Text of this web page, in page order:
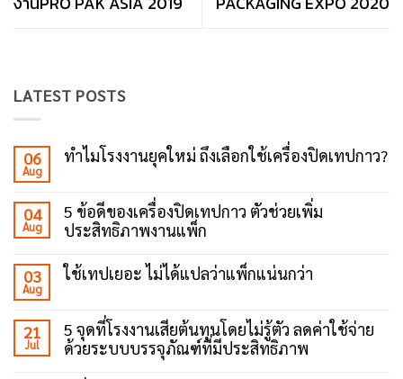
LATEST POSTS
06
Aug
ทำไมโรงงานยุคใหม่ ถึงเลือกใช้เครื่องปิดเทปกาว?
ทำไม
โรงงาน
ถึง
เลือก
ปิด
เทป
กาว?
04
Aug
5 ข้อดีของเครื่องปิดเทปกาว ตัวช่วยเพิ่ม
ประสิทธิภาพงานแพ็ก
Comments
on
เครื่อง
ปิด
เทป
03
Aug
ใช้เทปเยอะ ไม่ได้แปลว่าแพ็กแน่นกว่า
ใช้
เทป
21
Jul
5 จุดที่โรงงานเสียต้นทุนโดยไม่รู้ตัว ลดค่าใช้จ่าย
ด้วยระบบบรรจุภัณฑ์ที่มีประสิทธิภาพ